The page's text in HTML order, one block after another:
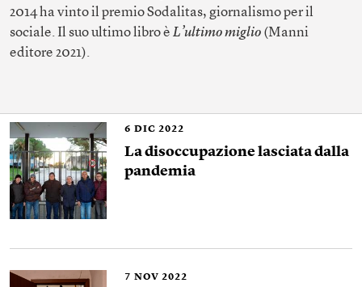
2014 ha vinto il premio Sodalitas, giornalismo per il
sociale. Il suo ultimo libro è L’ultimo miglio (Manni
editore 2021).
6 DIC 2022
La disoccupazione lasciata dalla
pandemia
7 NOV 2022